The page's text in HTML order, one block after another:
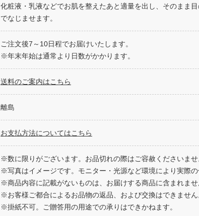
化粧液・乳液などでお肌を整えたあと適量を出し、そのまま
でなじませます。
ご注文後7～10日程でお届けいたします。
※年末年始は通常より日数がかかります。
送料のご案内はこちら
離島
お支払方法についてはこちら
※数に限りがございます。お品切れの際はご容赦くださいませ
※写真はイメージです。モニター・光源など環境により実際の
※商品内容に記載がないものは、お届けする商品に含まれませ
※お客様ご都合によるお品物の返品、および交換はできません
※掛紙不可。ご贈答用の用途での承りはできかねます。